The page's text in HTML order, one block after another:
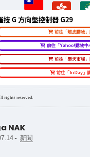
技 G 方向盤控制器 G29
前往「蝦皮購物
前往「Yahoo!購物中
前往「樂天市場
前往「friDay」
rights reserved.
NAK
- 新聞